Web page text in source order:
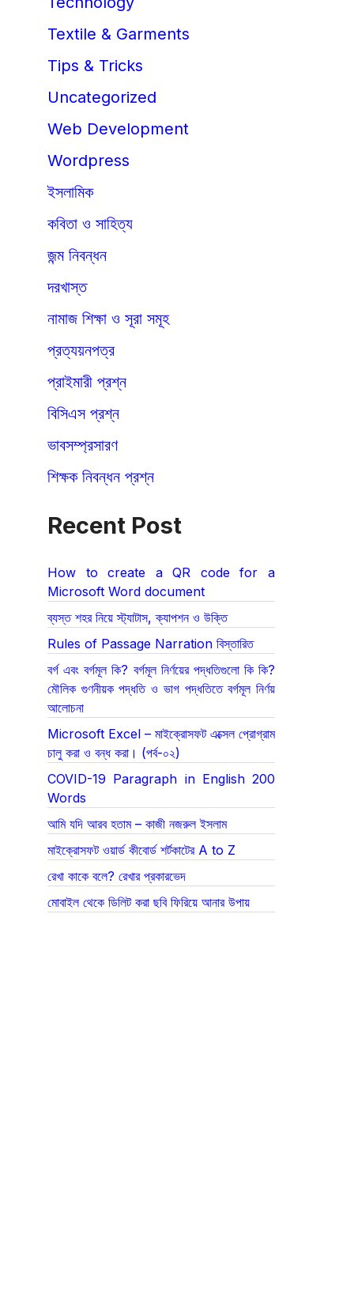
Textile & Garments
Tips & Tricks
Uncategorized
Web Development
Wordpress
ইসলামিক
কবিতা ও সাহিত্য
জন্ম নিবন্ধন
দরখাস্ত
নামাজ শিক্ষা ও সূরা সমূহ
প্রত্যয়নপত্র
প্রাইমারী প্রশ্ন
বিসিএস প্রশ্ন
ভাবসম্প্রসারণ
শিক্ষক নিবন্ধন প্রশ্ন
Recent Post
How to create a QR code for a
Microsoft Word document
ব্যস্ত শহর নিয়ে স্ট্যাটাস, ক্যাপশন ও উক্তি
Rules of Passage Narration বিস্তারিত
বর্গ এবং বর্গমূল কি? বর্গমূল নির্ণয়ের পদ্ধতিগুলো কি কি?
মৌলিক গুণনীয়ক পদ্ধতি ও ভাগ পদ্ধতিতে বর্গমূল নির্ণয়
আলোচনা
Microsoft Excel – মাইক্রোসফট এক্সেল প্রোগ্রাম
চালু করা ও বন্ধ করা। (পর্ব-০২)
COVID-19 Paragraph in English 200
Words
আমি যদি আরব হতাম – কাজী নজরুল ইসলাম
মাইক্রোসফট ওয়ার্ড কীবোর্ড শর্টকাটের A to Z
রেখা কাকে বলে? রেখার প্রকারভেদ
মোবাইল থেকে ডিলিট করা ছবি ফিরিয়ে আনার উপায়